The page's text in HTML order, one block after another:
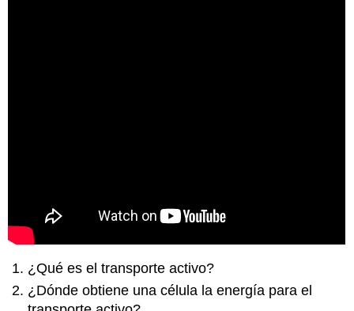
¿Qué es el transporte activo?
¿Dónde obtiene una célula la energía para el